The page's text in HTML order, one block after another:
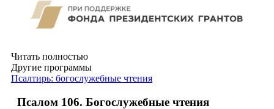
Читать полностью
Другие программы
Псалтирь: богослужебные чтения
Псалом 106. Богослужебные чтения